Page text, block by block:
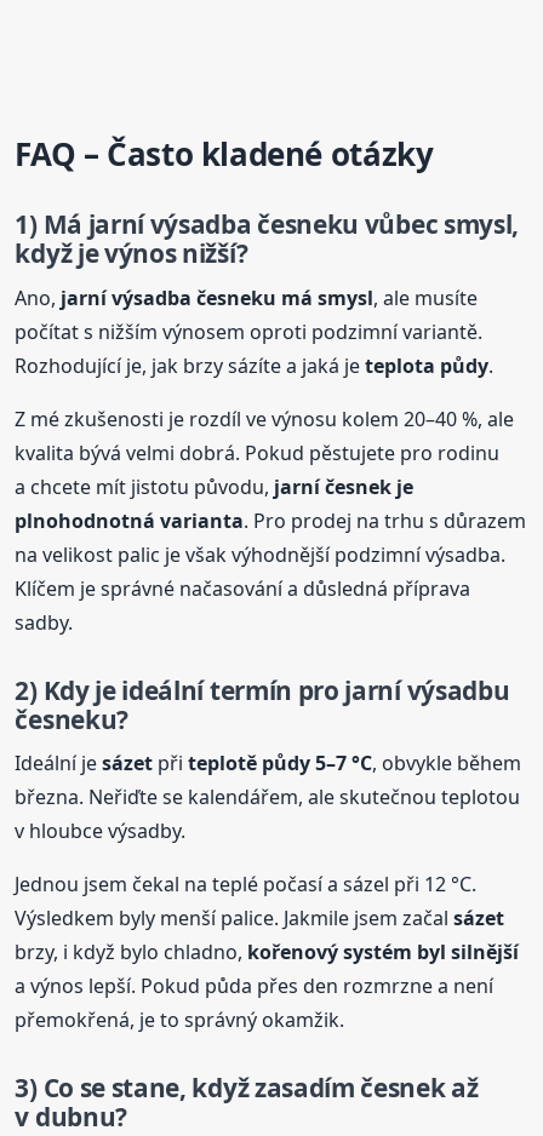
FAQ – Často kladené otázky
1) Má jarní výsadba česneku vůbec smysl,
když je výnos nižší?
Ano, jarní výsadbačesneku má smysl, ale musíte
počítat s nižším výnosem oproti podzimní variantě.
Rozhodující je, jak brzy sázíte a jaká jeteplota půdy.
Z mé zkušenosti je rozdíl ve výnosu kolem 20–40 %, ale
kvalita bývá velmi dobrá. Pokud pěstujete pro rodinu
a chcete mít jistotu původu, jarníčesnek je
plnohodnotná varianta. Pro prodej na trhu s důrazem
na velikost palic je však výhodnější podzimní výsadba.
Klíčem je správné načasování a důsledná příprava
sadby.
2) Kdy je ideální termín pro jarní výsadbu
česneku?
Ideální jesázet přiteplotě půdy 5–7 °C, obvykle během
března. Neřiďte se kalendářem, ale skutečnou teplotou
v hloubce výsadby.
Jednou jsem čekal na teplé počasí a sázel při 12 °C.
Výsledkem byly menší palice. Jakmile jsem začalsázet
brzy, i když bylo chladno, kořenový systém byl silnější
a výnos lepší. Pokud půda přes den rozmrzne a není
přemokřená, je to správný okamžik.
3) Co se stane, když zasadím česnekaž
v dubnu?